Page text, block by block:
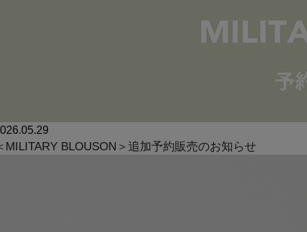
MILITARY BLOUSON＞追加予約販売のお知らせ